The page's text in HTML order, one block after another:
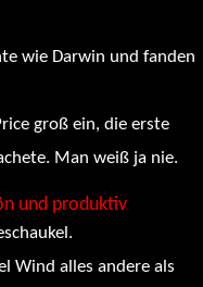
wie Darwin und fanden
groß ein, die erste
Man weiß ja nie.
und produktiv
Wind alles andere als